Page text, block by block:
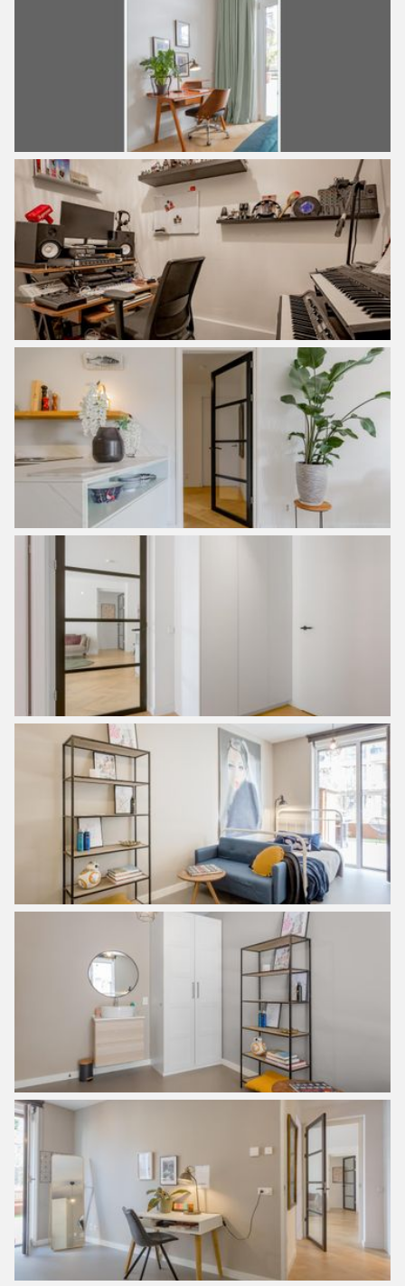
the parking garage, is equipped with a good locking plan
and camera surveillance, AEDs, number plate recognition,
video intercom, and several elevators. The halls are all
neatly finished, as well as the entrance.
Zeeburgereiland in Stadsdeel Oost is located within the
Ring A-10 and is in full development and the
Sportheldenbuurt, where this house is located, is nearing
completion. Characteristic is the recently opened largest
public skate park in the Netherlands and various sports
facilities and many playgrounds. For your daily shopping,
there is an Albert Heijn. Known to the inhabitants are the
hip coffee and lunch bars such as ‘Bluey’s’ and ‘De
Espressofabriek’, but famous in the wider area are the
beach bars ‘Kaap’ and ‘Haddock’, both with delicious food
and a cozy drink. In addition, Kaap regularly has varied,
well-known parties that do not inconvenience you, but
which are very nice to visit.
You can safely say that within a few years Zeeburgereiland
will be the most adventurous and pleasant new-build
neighborhood in Amsterdam. With a campus of the
Amsterdam University of Applied Sciences in the
term.
In terms of nature, you are in (rural) North in less than five
minutes, running or cycling. It is almost surreal how you
can be in an old fishing harbor or on farmland within five
minutes from a real urban area with all the tranquility that
entails. But you can easily visit the North for the most
beautiful terraces or the best Cineville cinemas in
Amsterdam. The enthusiast will also find various football
clubs or various parks in the Noorderpark with its own
swimming pool. Closer, in the Indian neighborhood, you
have the Flevoparkbad. East also has many parks and
sports facilities such as the Jaap Edenbaan and, for
example, Studio K and the Dappermarkt. All this beauty is
never more than 15 minutes by bike through the great
central location of the island. The island also has a primary
school, various childcare facilities, two secondary schools,
and a large sports hall. This will also develop further in the
coming years. Recently there is also a new police station
for the whole of Amsterdam East and there are also
excellent practices for dentists, general practitioners, and
Accessibility:
By bike, you are in Amsterdam center in 15 minutes via
the Amsterdam bridge. The A-10 ring road can be reached
within three minutes by car and also the Piet Hein tunnel
towards the center of Amsterdam. Tram 26 stops a five-
minute walk from the apartment and takes you to
Amsterdam Central Station within 10 minutes or a little
faster to the Eastern Islands. In fact, there is no place in
Amsterdam where you can reach three districts so quickly,
both the center, East, and North